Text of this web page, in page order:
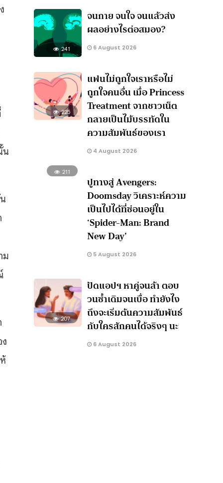
น
ม
241
จนกาย จนใจ จนแล้วส่ง
ผลอย่างไรต่อสมอง?
6 August 2026
225
แฟนไม่ถูกใจเราหรือไม่
ถูกใจคนอื่น เมื่อ Princess
Treatment จากชาวเน็ต
กลายเป็นไม้บรรทัดใน
ความสัมพันธ์ของเรา
4 August 2026
211
ปูทางสู่ Avengers:
Doomsday วิเคราะห์ความ
เป็นไปได้ที่ซ่อนอยู่ใน
‘Spider-Man: Brand
New Day’
5 August 2026
207
ปัดแอปฯ หาคู่จนล้า ตอบ
วนซ้ำเดิมจนเบื่อ ทำยังไง
ถึงจะเริ่มต้นความสัมพันธ์
กับใครสักคนได้จริงๆ นะ
6 August 2026